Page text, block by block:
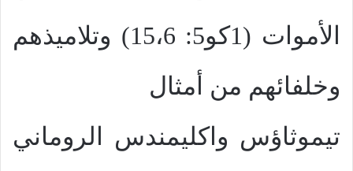
الأموات (1كو5: 15،6) وتلاميذهم
وخلفائهم من أمثال
تيموثاؤس واكليمندس الروماني